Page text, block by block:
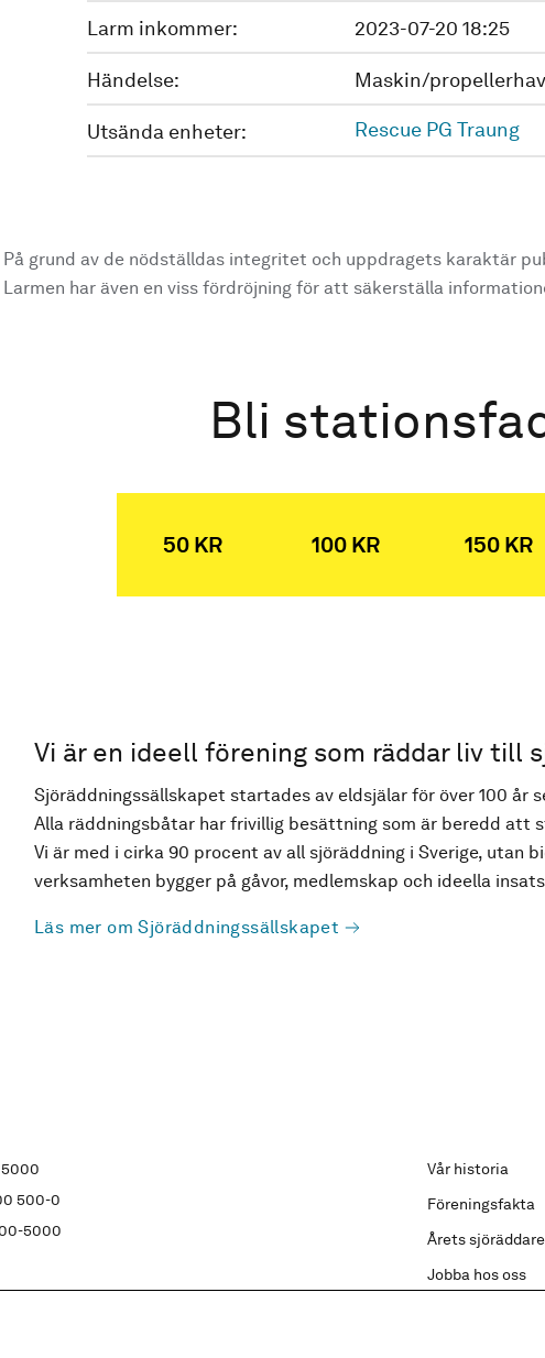
Larm inkommer: 2023-07-20 18:25
Händelse: Maskin/
Utsända enheter: Rescue PG Traung
På grund av de nödställdas integritet och uppdragets karaktär
Larmen har även en viss fördröjning för att säkerställa
Bli
50 KR 100 KR 150 KR
Vi är en ideell förening som räddar liv till
Sjöräddningssällskapet startades av eldsjälar för över 100 år
Alla räddningsbåtar har frivillig besättning som är beredd att
Vi är med i cirka 90 procent av all sjöräddning i Sverige, utan
verksamheten bygger på gåvor, medlemskap och ideella
Läs mer om Sjöräddningssällskapet
500-0
5000
Vår historia
Föreningsfakta
Årets sjöräddare
Jobba hos oss